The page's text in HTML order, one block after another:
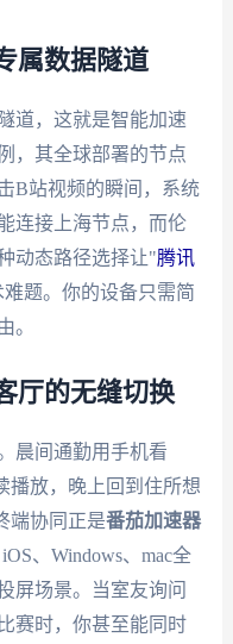
属数据隧道
道，这就是智能加速
，其全球部署的节点
B站视频的瞬间，系统
连接上海节点，而伦
动态路径选择让"腾讯
题。你的设备只需简
。
厅的无缝切换
晨间通勤用手机看
播放，晚上回到住所想
端协同正是番茄加速器
、Windows、mac全
屏场景。当室友询问
赛时，你甚至能同时